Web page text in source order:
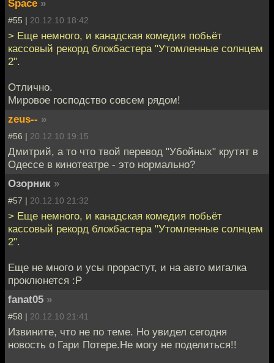
Space »
#55 | 20.12.10 18:42
> Еще немного, и канадская комедия побьёт
кассовый рекорд блокбастера "Утомленные солнцем
2".
Отлично.
Мировое господство совсем рядом!
zeus-- »
#56 | 20.12.10 19:15
Дмитрий, а то что твой перевод "Убойных" крутят в
Одессе в кинотеатре - это нормально?
Озорник »
#57 | 20.12.10 21:32
> Еще немного, и канадская комедия побьёт
кассовый рекорд блокбастера "Утомленные солнцем
2".
Еще не много и усы прорастут, и на авто мигалка
проклюнется :P
fanat05 »
#58 | 20.12.10 21:41
Извините, что не по теме. Но увидел сегодня
новость о Гари Потере.Не могу не поделиться!!